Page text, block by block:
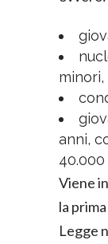
minori,
anni,
40.000
Viene
la
Legge